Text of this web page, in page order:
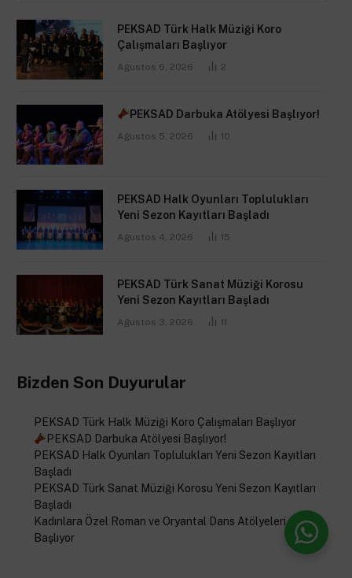
PEKSAD Türk Halk Müziği Koro
Çalışmaları Başlıyor
Ağustos 6, 2026 2
PEKSAD Darbuka Atölyesi Başlıyor!
Ağustos 5, 2026 10
PEKSAD Halk Oyunları Toplulukları
Yeni Sezon Kayıtları Başladı
Ağustos 4, 2026 15
PEKSAD Türk Sanat Müziği Korosu
Yeni Sezon Kayıtları Başladı
Ağustos 3, 2026 11
Bizden Son Duyurular
PEKSAD Türk Halk Müziği Koro Çalışmaları Başlıyor
PEKSAD Darbuka Atölyesi Başlıyor!
PEKSAD Halk Oyunları Toplulukları Yeni Sezon Kayıtları
Başladı
PEKSAD Türk Sanat Müziği Korosu Yeni Sezon Kayıtları
Başladı
Kadınlara Özel Roman ve Oryantal Dans Atölyeleri
Başlıyor